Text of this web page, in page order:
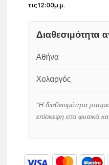
τις 12:00μ.μ.
Διαθεσιμότητα
Αθήνα
Χολαργός
*Η διαθεσιμότητα
επίσκεψη στα φυσικά